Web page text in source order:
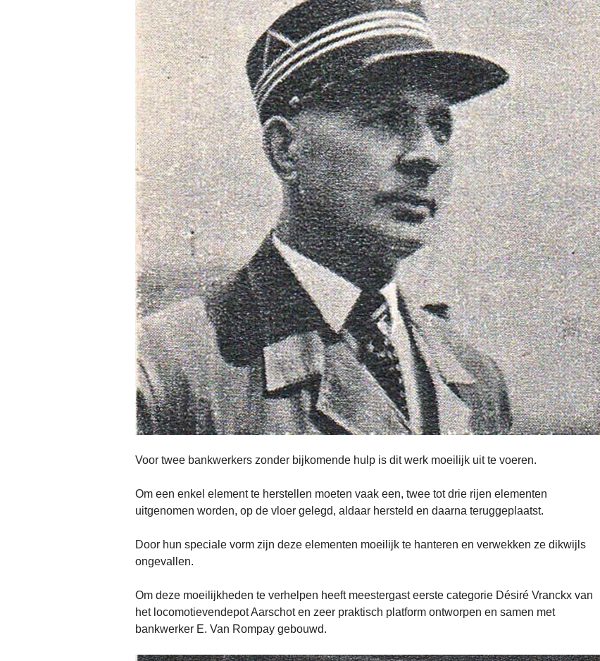
Voor twee bankwerkers zonder bijkomende hulp is dit werk moeilijk uit te voeren.
Om een enkel element te herstellen moeten vaak een, twee tot drie rijen elementen
uitgenomen worden, op de vloer gelegd, aldaar hersteld en daarna teruggeplaatst.
Door hun speciale vorm zijn deze elementen moeilijk te hanteren en verwekken ze dikwijls
ongevallen.
Om deze moeilijkheden te verhelpen heeft meestergast eerste categorie Désiré Vranckx van
het locomotievendepot Aarschot en zeer praktisch platform ontworpen en samen met
bankwerker E. Van Rompay gebouwd.